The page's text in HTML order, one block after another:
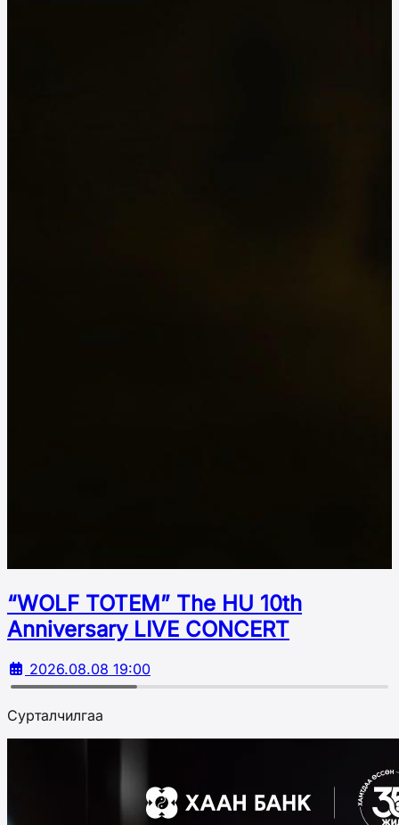
“WOLF TOTEM” The HU 10th
Аnniversary LIVE CONCERT
2026.08.08 19:00
Сурталчилгаа